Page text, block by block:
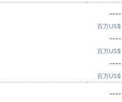
----
百万US$
----
百万US$
----
百万US$
----